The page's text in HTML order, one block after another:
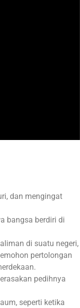
dan mengingat
bangsa berdiri di
di suatu negeri,
pertolongan
pedihnya
seperti ketika